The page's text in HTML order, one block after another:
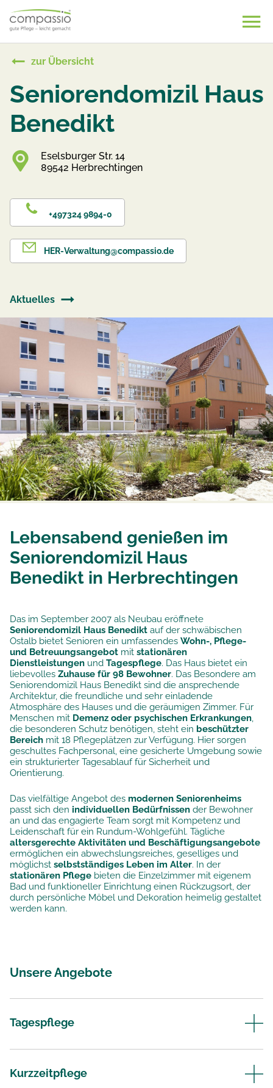
content
zur Übersicht
Seniorendomizil Haus
Benedikt
Eselsburger Str. 14
89542 Herbrechtingen
+497324 9894-0
HER-Verwaltung@compassio.de
Aktuelles
Lebensabend genießen im
Seniorendomizil Haus
Benedikt in Herbrechtingen
Das im September 2007 als Neubau eröffnete
Seniorendomizil Haus Benedikt auf der schwäbischen
Ostalb bietet Senioren ein umfassendes Wohn-, Pflege-
und Betreuungsangebot mit stationären
Dienstleistungen und Tagespflege. Das Haus bietet ein
liebevolles Zuhause für 98 Bewohner. Das Besondere am
Seniorendomizil Haus Benedikt sind die ansprechende
Architektur, die freundliche und sehr einladende
Atmosphäre des Hauses und die geräumigen Zimmer. Für
Menschen mit Demenz oder psychischen Erkrankungen,
die besonderen Schutz benötigen, steht ein beschützter
Bereich mit 18 Pflegeplätzen zur Verfügung. Hier sorgen
geschultes Fachpersonal, eine gesicherte Umgebung sowie
ein strukturierter Tagesablauf für Sicherheit und
Orientierung.
Das vielfältige Angebot des modernen Seniorenheims
passt sich den individuellen Bedürfnissen der Bewohner
an und das engagierte Team sorgt mit Kompetenz und
Leidenschaft für ein Rundum-Wohlgefühl. Tägliche
altersgerechte Aktivitäten und Beschäftigungsangebote
ermöglichen ein abwechslungsreiches, geselliges und
möglichst selbstständiges Leben im Alter. In der
stationären Pflege bieten die Einzelzimmer mit eigenem
Bad und funktioneller Einrichtung einen Rückzugsort, der
durch persönliche Möbel und Dekoration heimelig gestaltet
werden kann.
Unsere Angebote
Tagespflege
Kurzzeitpflege